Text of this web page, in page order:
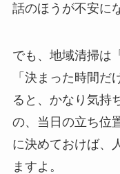
話のほうが不安に
でも、地域清掃は
「決まった時間だ
ると、かなり気持
の、当日の立ち位
に決めておけば、
ますよ。